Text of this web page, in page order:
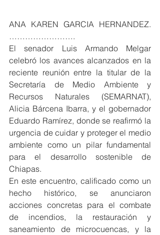
ANA KAREN GARCIA HERNANDEZ.
…………………….
El senador Luis Armando Melgar
celebró los avances alcanzados en la
reciente reunión entre la titular de la
Secretaría de Medio Ambiente y
Recursos Naturales (SEMARNAT),
Alicia Bárcena Ibarra, y el gobernador
Eduardo Ramírez, donde se reafirmó la
urgencia de cuidar y proteger el medio
ambiente como un pilar fundamental
para el desarrollo sostenible de
Chiapas.
En este encuentro, calificado como un
hecho histórico, se anunciaron
acciones concretas para el combate
de incendios, la restauración y
saneamiento de microcuencas, y la